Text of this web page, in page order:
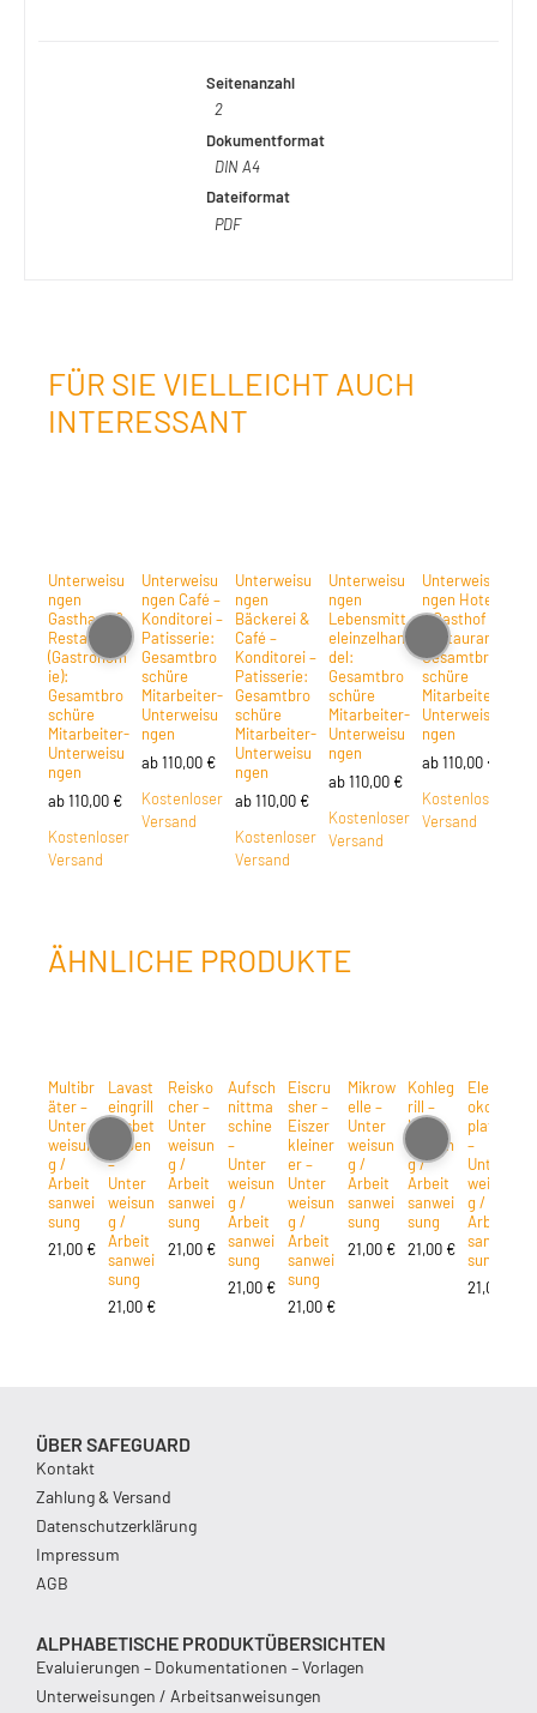
Seitenanzahl
2
Dokumentformat
DIN A4
Dateiformat
PDF
FÜR SIE VIELLEICHT AUCH
INTERESSANT
Unterweisu
ngen
Gasthaus &
Restaurant
(Gastronom
ie):
Gesamtbro
schüre
Mitarbeiter-
Unterweisu
ngen
ab110,00 €
Kostenloser
Versand
Unterweisu
ngen Café –
Konditorei –
Patisserie:
Gesamtbro
schüre
Mitarbeiter-
Unterweisu
ngen
ab110,00 €
Kostenloser
Versand
Unterweisu
ngen
Bäckerei &
Café –
Konditorei –
Patisserie:
Gesamtbro
schüre
Mitarbeiter-
Unterweisu
ngen
ab110,00 €
Kostenloser
Versand
Unterweisu
ngen
Lebensmitt
eleinzelhan
del:
Gesamtbro
schüre
Mitarbeiter-
Unterweisu
ngen
ab110,00 €
Kostenloser
Versand
Unterweisu
ngen Hotel
– Gasthof –
Restaurant:
Gesamtbro
schüre
Mitarbeiter-
Unterweisu
ngen
ab110,00 €
Kostenloser
Versand
ÄHNLICHE PRODUKTE
Multibr
äter –
Unter
weisun
g /
Arbeit
sanwei
sung
21,00 €
Lavast
eingrill
gasbet
rieben
–
Unter
weisun
g /
Arbeit
sanwei
sung
21,00 €
Reisko
cher –
Unter
weisun
g /
Arbeit
sanwei
sung
21,00 €
Aufsch
nittma
schine
–
Unter
weisun
g /
Arbeit
sanwei
sung
21,00 €
Eiscru
sher –
Eiszer
kleiner
er –
Unter
weisun
g /
Arbeit
sanwei
sung
21,00 €
Mikrow
elle –
Unter
weisun
g /
Arbeit
sanwei
sung
21,00 €
Kohleg
rill –
Unter
weisun
g /
Arbeit
sanwei
sung
21,00 €
Elektr
okoch
platte
–
Unter
weisun
g /
Arbeit
sanwei
sung
21,00
ÜBER SAFEGUARD
Kontakt
Zahlung & Versand
Datenschutzerklärung
Impressum
AGB
ALPHABETISCHE PRODUKTÜBERSICHTEN
Evaluierungen – Dokumentationen – Vorlagen
Unterweisungen / Arbeitsanweisungen